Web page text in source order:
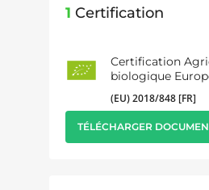
1 Certification
Certification
biologique
(EU) 2018/848 [FR]
TÉLÉCHARGER